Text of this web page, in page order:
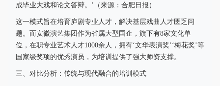
成毕业大戏和论文答辩。’（来源：合肥日报）
这一模式旨在培育庐剧专业人才，解决基层戏曲人才匮乏问
题。而安徽演艺集团作为省属大型国企，旗下有8家文化单
位，在职专业艺术人才1000余人，拥有‘文华表演奖’‘梅花奖’等
国家级奖项的优秀演员，为培训提供了强大师资支撑。
三、对比分析：传统与现代融合的培训模式